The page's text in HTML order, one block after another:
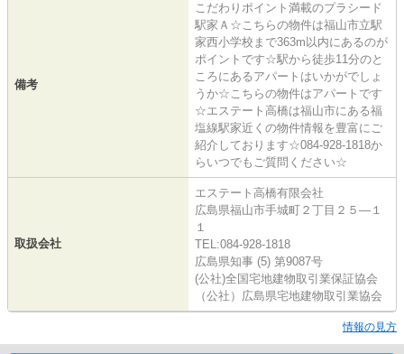
備考
こだわりポイント満載のプラシード
駅家Ａ☆こちらの物件は福山市立駅
家西小学校まで363m以内にあるのが
ポイントです☆駅から徒歩11分のと
ころにあるアパートはいかがでしょ
うか☆こちらの物件はアパートです
☆エステート高橋は福山市にある福
塩線駅家近くの物件情報を豊富にご
紹介しております☆084-928-1818か
らいつでもご質問ください☆
取扱会社
エステート高橋有限会社
広島県福山市手城町２丁目２５―１
１
TEL:084-928-1818
広島県知事 (5) 第9087号
(公社)全国宅地建物取引業保証協会
（公社）広島県宅地建物取引業協会
情報の見方